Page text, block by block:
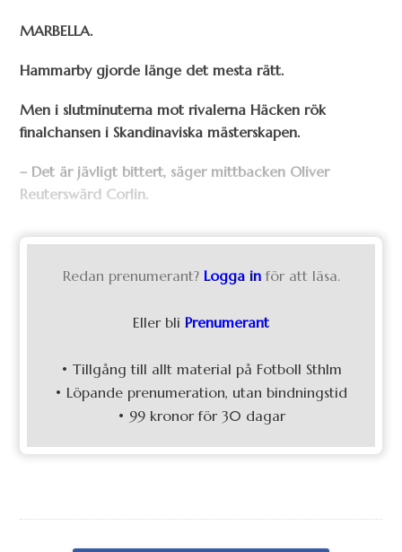
MARBELLA.
Hammarby gjorde länge det mesta rätt.
Men i slutminuterna mot rivalerna Häcken rök
finalchansen i Skandinaviska mästerskapen.
– Det är jävligt bittert, säger mittbacken Oliver
Reuterswärd Corlin.
Redan prenumerant? Logga in för att läsa.
Eller bli Prenumerant
• Tillgång till allt material på Fotboll Sthlm
• Löpande prenumeration, utan bindningstid
• 99 kronor för 30 dagar